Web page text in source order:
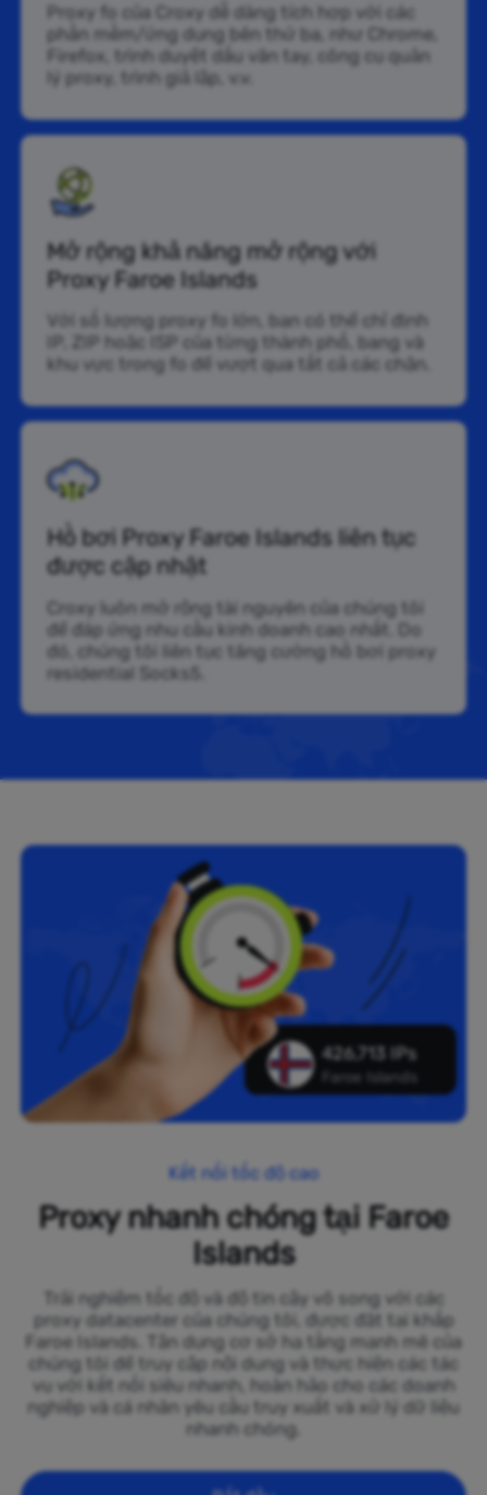
Proxy fo của Croxy dễ dàng tích hợp với các
phần mềm/ứng dụng bên thứ ba, như Chrome,
Firefox, trình duyệt dấu vân tay, công cụ quản
lý proxy, trình giả lập, v.v.
Mở rộng khả năng mở rộng với
Proxy Faroe Islands
Với số lượng proxy fo lớn, bạn có thể chỉ định
IP, ZIP hoặc ISP của từng thành phố, bang và
khu vực trong fo để vượt qua tất cả các chặn.
Hồ bơi Proxy Faroe Islands liên tục
được cập nhật
Croxy luôn mở rộng tài nguyên của chúng tôi
để đáp ứng nhu cầu kinh doanh cao nhất. Do
đó, chúng tôi liên tục tăng cường hồ bơi proxy
residential Socks5.
426,713 IPs
Faroe Islands
Kết nối tốc độ cao
Proxy nhanh chóng tại Faroe
Islands
Trải nghiệm tốc độ và độ tin cậy vô song với các
proxy datacenter của chúng tôi, được đặt tại khắp
Faroe Islands. Tận dụng cơ sở hạ tầng mạnh mẽ của
chúng tôi để truy cập nội dung và thực hiện các tác
vụ với kết nối siêu nhanh, hoàn hảo cho các doanh
nghiệp và cá nhân yêu cầu truy xuất và xử lý dữ liệu
nhanh chóng.